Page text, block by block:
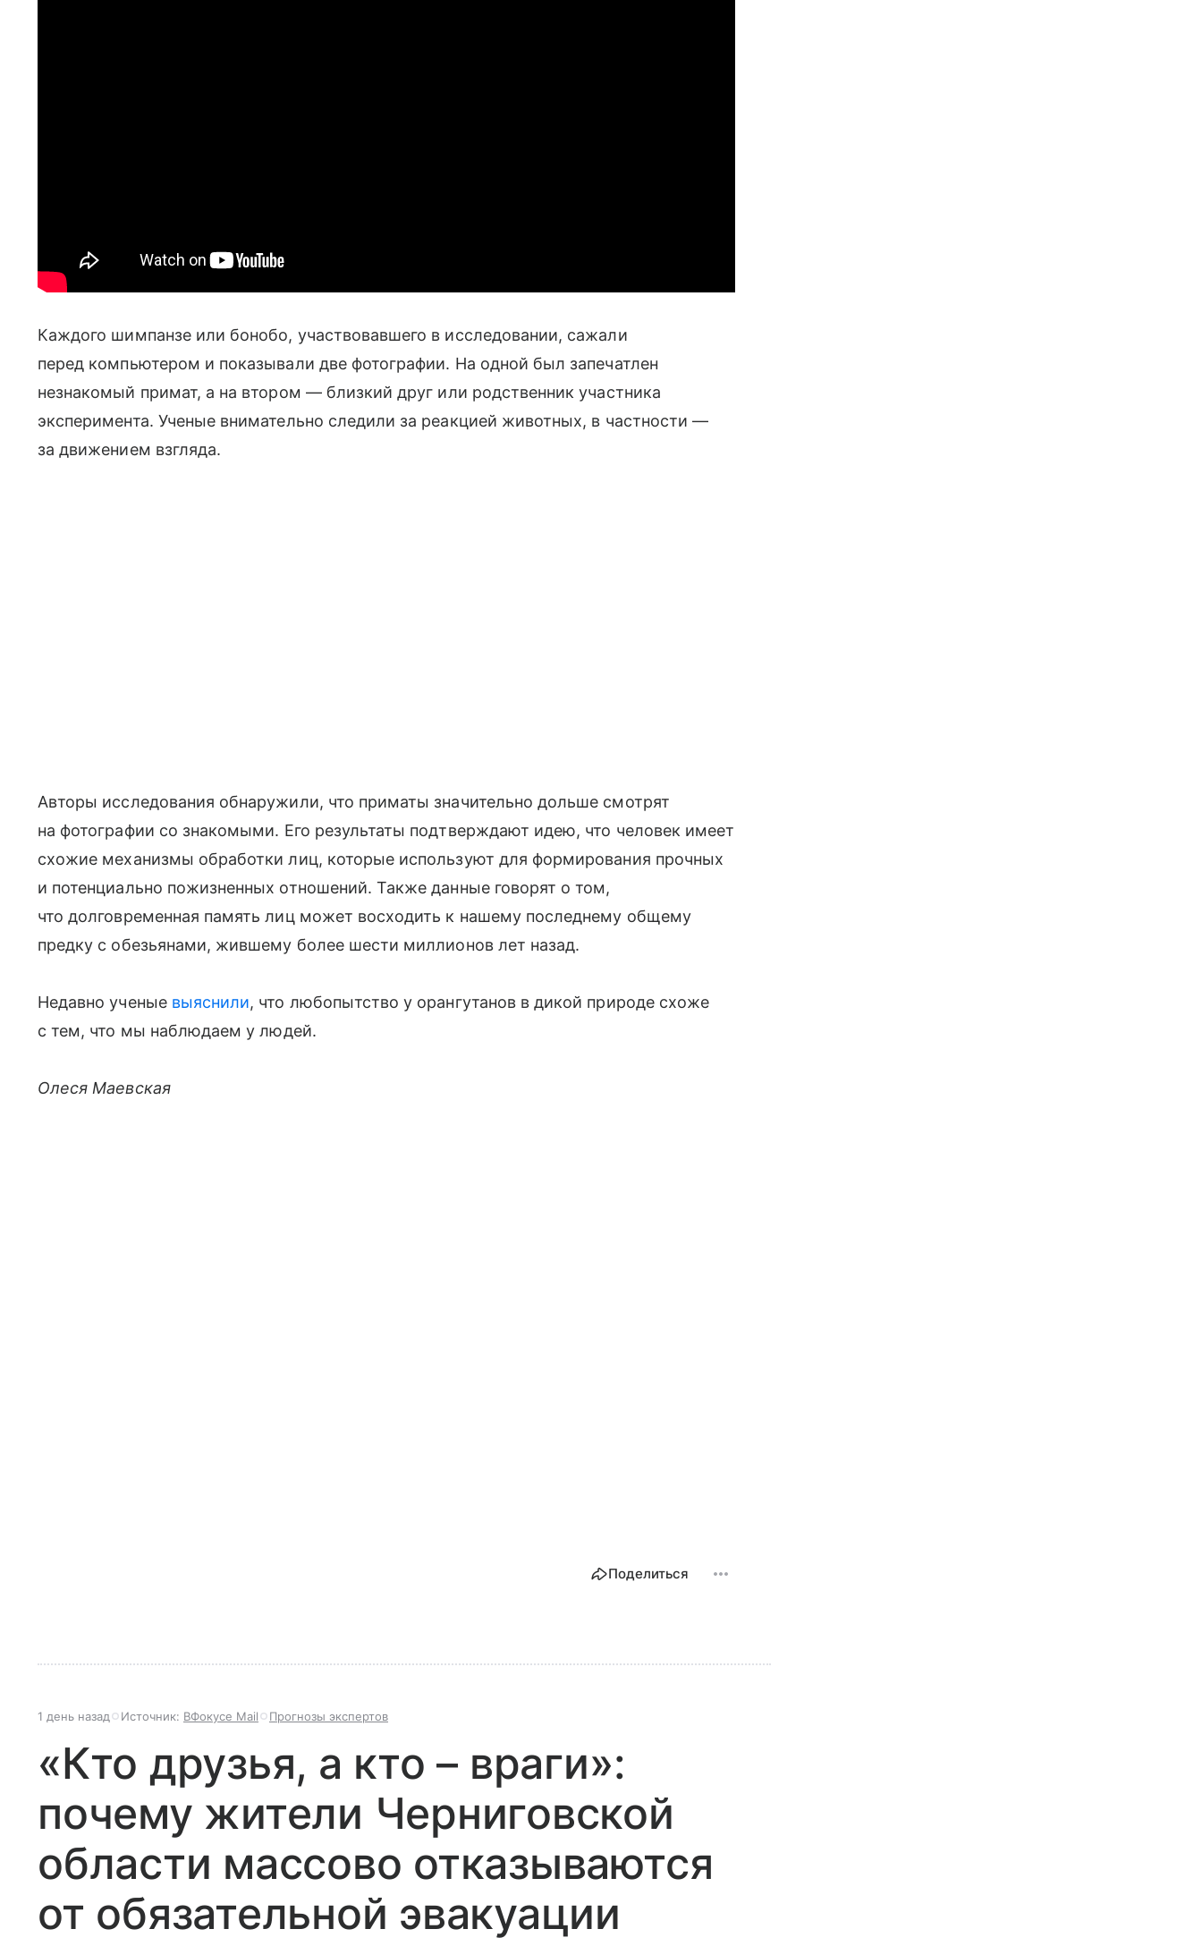
Каждого шимпанзе или бонобо, участвовавшего в исследовании, сажали
перед компьютером и показывали две фотографии. На одной был запечатлен
незнакомый примат, а на втором — близкий друг или родственник участника
эксперимента. Ученые внимательно следили за реакцией животных, в частности —
за движением взгляда.
Авторы исследования обнаружили, что приматы значительно дольше смотрят
на фотографии со знакомыми. Его результаты подтверждают идею, что человек имеет
схожие механизмы обработки лиц, которые используют для формирования прочных
и потенциально пожизненных отношений. Также данные говорят о том,
что долговременная память лиц может восходить к нашему последнему общему
предку с обезьянами, жившему более шести миллионов лет назад.
Недавно ученые выяснили, что любопытство у орангутанов в дикой природе схоже
с тем, что мы наблюдаем у людей.
Олеся Маевская
Поделиться
1 день назад Источник: ВФокусе Mail Прогнозы экспертов
«Кто друзья, а кто – враги»:
почему жители Черниговской
области массово отказываются
от обязательной эвакуации